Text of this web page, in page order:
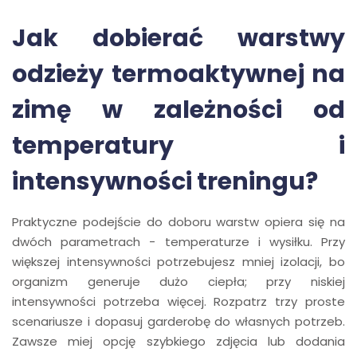
Jak dobierać warstwy
odzieży termoaktywnej na
zimę w zależności od
temperatury i
intensywności treningu?
Praktyczne podejście do doboru warstw opiera się na
dwóch parametrach - temperaturze i wysiłku. Przy
większej intensywności potrzebujesz mniej izolacji, bo
organizm generuje dużo ciepła; przy niskiej
intensywności potrzeba więcej. Rozpatrz trzy proste
scenariusze i dopasuj garderobę do własnych potrzeb.
Zawsze miej opcję szybkiego zdjęcia lub dodania